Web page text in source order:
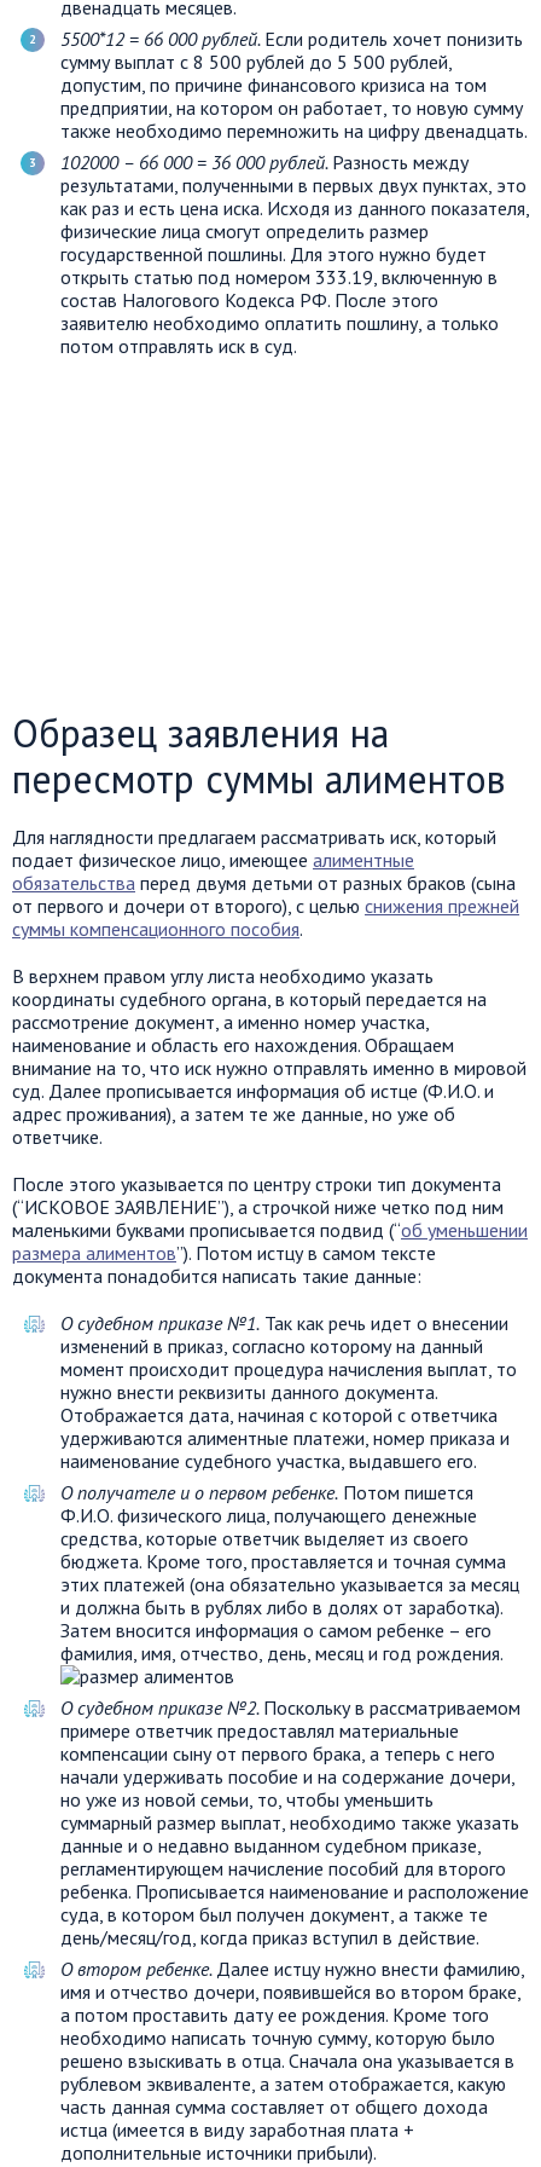
двенадцать месяцев.
5500*12 = 66 000 рублей. Если родитель хочет понизить
сумму выплат с 8 500 рублей до 5 500 рублей,
допустим, по причине финансового кризиса на том
предприятии, на котором он работает, то новую сумму
также необходимо перемножить на цифру двенадцать.
102000 – 66 000 = 36 000 рублей. Разность между
результатами, полученными в первых двух пунктах, это
как раз и есть цена иска. Исходя из данного показателя,
физические лица смогут определить размер
государственной пошлины. Для этого нужно будет
открыть статью под номером 333.19, включенную в
состав Налогового Кодекса РФ. После этого
заявителю необходимо оплатить пошлину, а только
потом отправлять иск в суд.
Образец заявления на
пересмотр суммы алиментов
Для наглядности предлагаем рассматривать иск, который
подает физическое лицо, имеющее алиментные
обязательства перед двумя детьми от разных браков (сына
от первого и дочери от второго), с целью снижения прежней
суммы компенсационного пособия.
В верхнем правом углу листа необходимо указать
координаты судебного органа, в который передается на
рассмотрение документ, а именно номер участка,
наименование и область его нахождения. Обращаем
внимание на то, что иск нужно отправлять именно в мировой
суд. Далее прописывается информация об истце (Ф.И.О. и
адрес проживания), а затем те же данные, но уже об
ответчике.
После этого указывается по центру строки тип документа
(“ИСКОВОЕ ЗАЯВЛЕНИЕ”), а строчкой ниже четко под ним
маленькими буквами прописывается подвид (“об уменьшении
размера алиментов”). Потом истцу в самом тексте
документа понадобится написать такие данные:
О судебном приказе №1. Так как речь идет о внесении
изменений в приказ, согласно которому на данный
момент происходит процедура начисления выплат, то
нужно внести реквизиты данного документа.
Отображается дата, начиная с которой с ответчика
удерживаются алиментные платежи, номер приказа и
наименование судебного участка, выдавшего его.
О получателе и о первом ребенке. Потом пишется
Ф.И.О. физического лица, получающего денежные
средства, которые ответчик выделяет из своего
бюджета. Кроме того, проставляется и точная сумма
этих платежей (она обязательно указывается за месяц
и должна быть в рублях либо в долях от заработка).
Затем вносится информация о самом ребенке – его
фамилия, имя, отчество, день, месяц и год рождения.
О судебном приказе №2. Поскольку в рассматриваемом
примере ответчик предоставлял материальные
компенсации сыну от первого брака, а теперь с него
начали удерживать пособие и на содержание дочери,
но уже из новой семьи, то, чтобы уменьшить
суммарный размер выплат, необходимо также указать
данные и о недавно выданном судебном приказе,
регламентирующем начисление пособий для второго
ребенка. Прописывается наименование и расположение
суда, в котором был получен документ, а также те
день/месяц/год, когда приказ вступил в действие.
О втором ребенке. Далее истцу нужно внести фамилию,
имя и отчество дочери, появившейся во втором браке,
а потом проставить дату ее рождения. Кроме того
необходимо написать точную сумму, которую было
решено взыскивать в отца. Сначала она указывается в
рублевом эквиваленте, а затем отображается, какую
часть данная сумма составляет от общего дохода
истца (имеется в виду заработная плата +
дополнительные источники прибыли).